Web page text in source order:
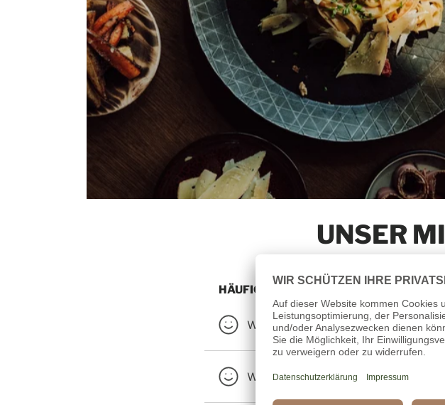
UNSER
HÄUFIG GESTELLTE FRAGEN
Wann gibt es das Buffet?
Was kostet das Mittagsbuffet?